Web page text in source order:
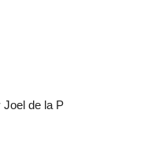
Joel de la P